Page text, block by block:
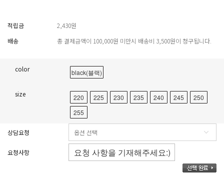
적립금
2,430원
배송
총 결제금액이 100,000원 미만시 배송비 3,500원이 청구됩니다.
color black(블랙)
size 220 225 230 235 240 245
250
255
상담요청
요청사항